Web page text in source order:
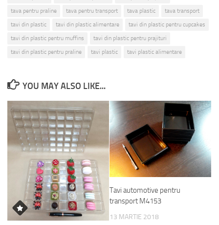
tava pentru praline
tava pentru transport tava plastic
tava transport
tavi din plastic
tavi din plastic alimentare
tavi din plastic pentru cupcakes
tavi din plastic pentru muffins
tavi din plastic pentru prajituri
tavi din plastic pentru praline
tavi plastic tavi plastic alimentare
YOU MAY ALSO LIKE...
Tavi automotive pentru
transport M4153
13 MARTIE 2018